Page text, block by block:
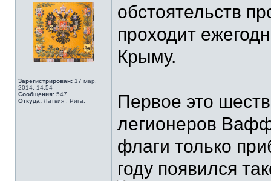
Зарегистрирован: 17 мар,
2014, 14:54
Сообщения: 547
Откуда: Латвия , Рига.
обстоятельств
проходит
Крыму.
Первое это
легионеров
флаги только
году появился